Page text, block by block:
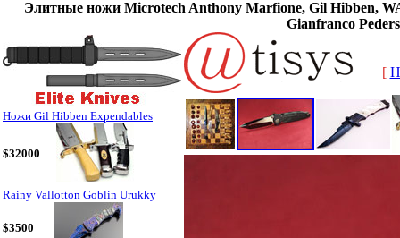
Элитные ножи Microtech Anthony Marfione, Gil Hibben,
Gianfranco
Ножи Gil Hibben Expendables
$32000
Rainy Vallotton Goblin Urukky
$3500
[